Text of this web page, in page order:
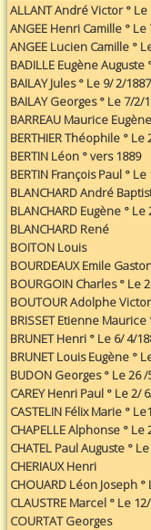
ALLANT André Victor °
ANGEE Henri Camille °
ANGEE Lucien Camille °
BADILLE Eugène Auguste
BAILAY Jules ° Le 9/ 2/
BAILAY Georges ° Le 7/2/
BARREAU Maurice
BERTHIER Théophile °
BERTIN Léon ° vers 1889
BERTIN François Paul °
BLANCHARD André
BLANCHARD Eugène °
BLANCHARD René
BOITON Louis
BOURDEAUX Emile
BOURGOIN Charles ° Le
BOUTOUR Adolphe
BRISSET Etienne
BRUNET Henri ° Le 6/ 4/
BRUNET Louis Eugène °
BUDON Georges ° Le 26
CAREY Henri Paul ° Le 2/
CASTELIN Félix Marie °
CHAPELLE Alphonse °
CHATEL Paul Auguste °
CHERIAUX Henri
CHOUARD Léon Joseph
CLAUSTRE Marcel ° Le
COURTAT Georges